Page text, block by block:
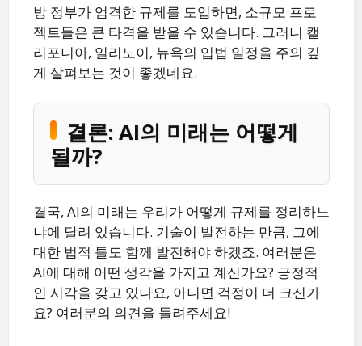
방 정부가 엄격한 규제를 도입하면, 소규모 프로
젝트들은 큰 타격을 받을 수 있습니다. 그러니 캘
리포니아, 일리노이, 뉴욕의 입법 일정을 주의 깊
게 살펴보는 것이 좋겠네요.
결론: AI의 미래는 어떻게
될까?
결국, AI의 미래는 우리가 어떻게 규제를 정리하느
냐에 달려 있습니다. 기술이 발전하는 만큼, 그에
대한 법적 틀도 함께 발전해야 하겠죠. 여러분은
AI에 대해 어떤 생각을 가지고 계신가요? 긍정적
인 시각을 갖고 있나요, 아니면 걱정이 더 크신가
요? 여러분의 의견을 들려주세요!